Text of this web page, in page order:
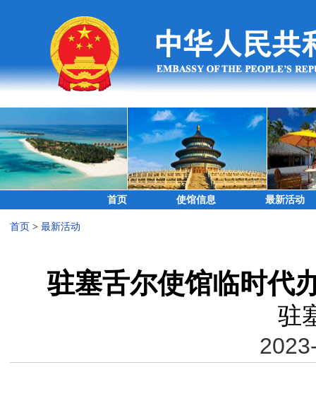
首页 使馆信息 最新活动
首页 > 最新活动
驻塞舌尔使馆临时代
驻